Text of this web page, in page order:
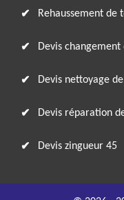
Rehaussement de
Devis
Devis nettoyage
Devis réparation
Devis zingueur 45